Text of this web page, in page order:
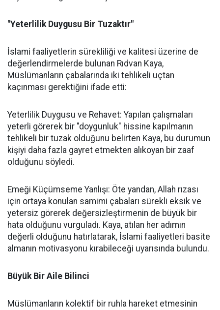
"Yeterlilik Duygusu Bir Tuzaktır"
İslami faaliyetlerin sürekliliği ve kalitesi üzerine de
değerlendirmelerde bulunan Rıdvan Kaya,
Müslümanların çabalarında iki tehlikeli uçtan
kaçınması gerektiğini ifade etti:
Yeterlilik Duygusu ve Rehavet: Yapılan çalışmaları
yeterli görerek bir "doygunluk" hissine kapılmanın
tehlikeli bir tuzak olduğunu belirten Kaya, bu durumun
kişiyi daha fazla gayret etmekten alıkoyan bir zaaf
olduğunu söyledi.
Emeği Küçümseme Yanlışı: Öte yandan, Allah rızası
için ortaya konulan samimi çabaları sürekli eksik ve
yetersiz görerek değersizleştirmenin de büyük bir
hata olduğunu vurguladı. Kaya, atılan her adımın
değerli olduğunu hatırlatarak, İslami faaliyetleri basite
almanın motivasyonu kırabileceği uyarısında bulundu.
Büyük Bir Aile Bilinci
Müslümanların kolektif bir ruhla hareket etmesinin